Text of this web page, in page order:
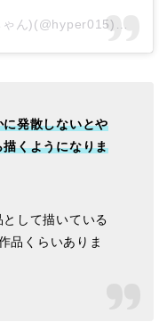
発散しないとや
くようになりま
して描いている
品くらいありま